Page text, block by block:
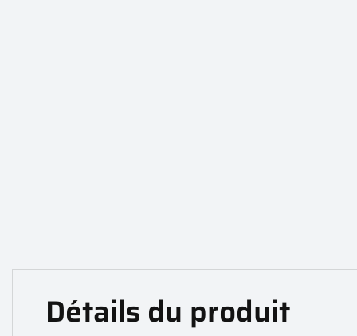
Détails du produit